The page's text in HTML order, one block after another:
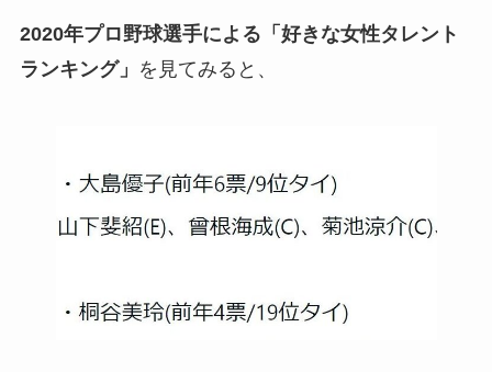
2020年プロ野球選手による「好きな女性タレント
ランキング」 を見てみると、